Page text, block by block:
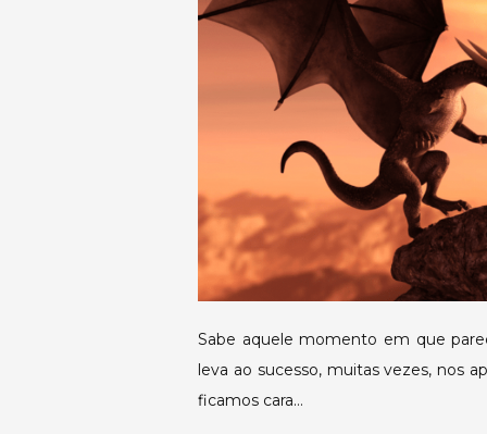
Sabe aquele momento em que
leva ao sucesso, muitas vezes, nos
ficamos cara…